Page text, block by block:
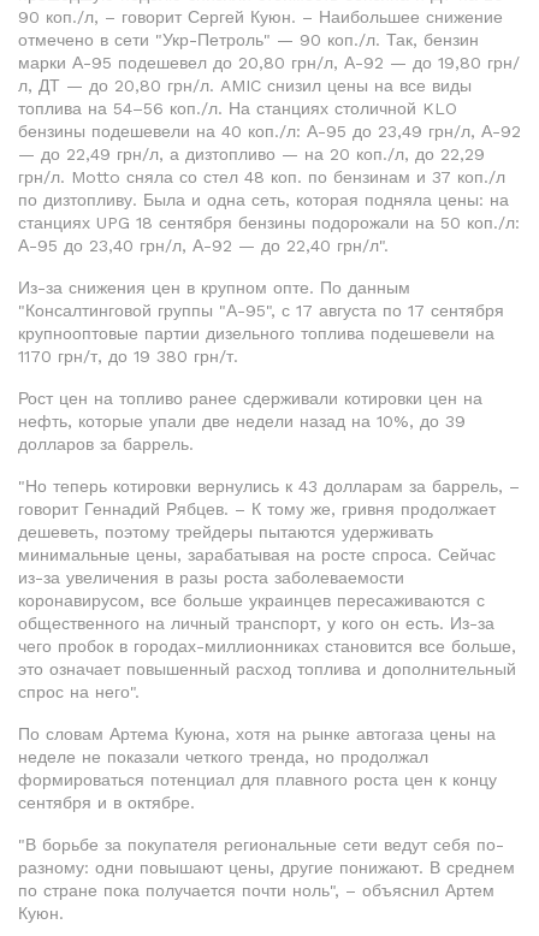
90 коп./л, – говорит Сергей Куюн. – Наибольшее снижение
отмечено в сети "Укр-Петроль" — 90 коп./л. Так, бензин
марки А-95 подешевел до 20,80 грн/л, А-92 — до 19,80 грн/
л, ДТ — до 20,80 грн/л. AMIC снизил цены на все виды
топлива на 54–56 коп./л. На станциях столичной KLO
бензины подешевели на 40 коп./л: А-95 до 23,49 грн/л, А-92
— до 22,49 грн/л, а дизтопливо — на 20 коп./л, до 22,29
грн/л. Motto сняла со стел 48 коп. по бензинам и 37 коп./л
по дизтопливу. Была и одна сеть, которая подняла цены: на
станциях UPG 18 сентября бензины подорожали на 50 коп./л:
А-95 до 23,40 грн/л, А-92 — до 22,40 грн/л".
Из-за снижения цен в крупном опте. По данным
"Консалтинговой группы "А-95", с 17 августа по 17 сентября
крупнооптовые партии дизельного топлива подешевели на
1170 грн/т, до 19 380 грн/т.
Рост цен на топливо ранее сдерживали котировки цен на
нефть, которые упали две недели назад на 10%, до 39
долларов за баррель.
"Но теперь котировки вернулись к 43 долларам за баррель, –
говорит Геннадий Рябцев. – К тому же, гривня продолжает
дешеветь, поэтому трейдеры пытаются удерживать
минимальные цены, зарабатывая на росте спроса. Сейчас
из-за увеличения в разы роста заболеваемости
коронавирусом, все больше украинцев пересаживаются с
общественного на личный транспорт, у кого он есть. Из-за
чего пробок в городах-миллионниках становится все больше,
это означает повышенный расход топлива и дополнительный
спрос на него".
По словам Артема Куюна, хотя на рынке автогаза цены на
неделе не показали четкого тренда, но продолжал
формироваться потенциал для плавного роста цен к концу
сентября и в октябре.
"В борьбе за покупателя региональные сети ведут себя по-
разному: одни повышают цены, другие понижают. В среднем
по стране пока получается почти ноль", – объяснил Артем
Куюн.